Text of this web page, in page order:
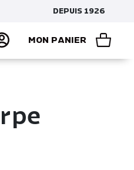
DEPUIS 1926
MON PANIER